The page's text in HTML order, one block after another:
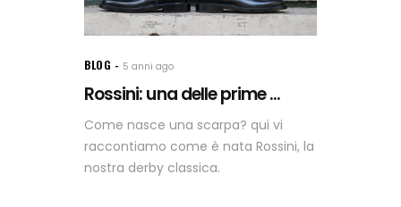
BLOG 5 anni ago
Rossini: una delle prime ...
Come nasce una scarpa? qui vi
raccontiamo come è nata Rossini, la
nostra derby classica.